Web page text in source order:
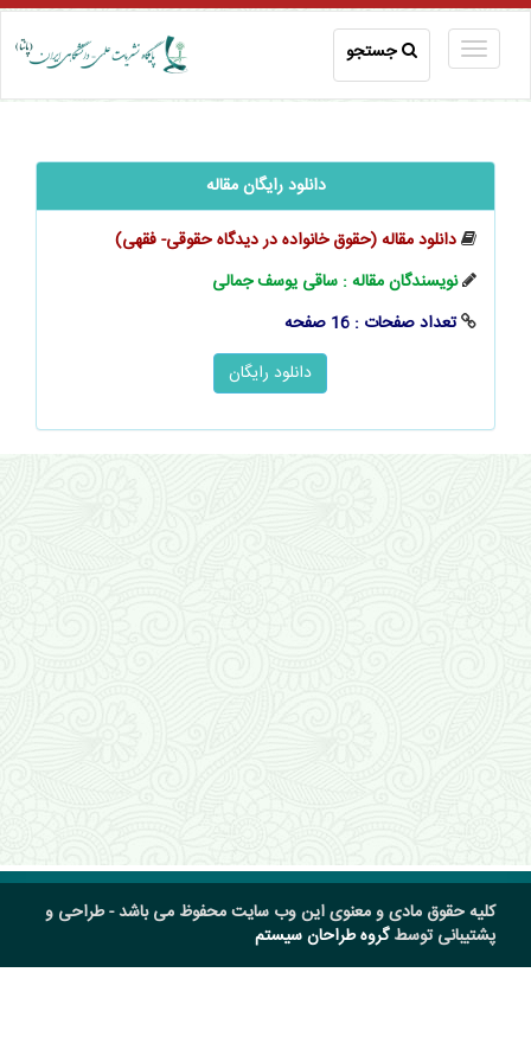
جستجو
دانلود رایگان مقاله
دانلود مقاله (حقوق خانواده در دیدگاه حقوقی- فقهی)
نویسندگان مقاله : ساقی یوسف جمالی
تعداد صفحات : 16 صفحه
کلیه حقوق مادی و معنوی این وب سایت محفوظ می باشد - طراحی و
پشتیبانی توسطگروه طراحان سیستم